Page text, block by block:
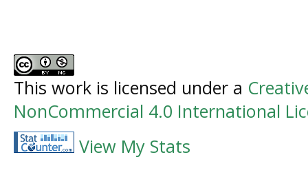
This work is licensed under a
NonCommercial 4.0 International
View My Stats